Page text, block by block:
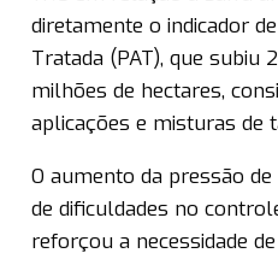
diretamente o indicador
Tratada (PAT), que subiu
milhões de hectares,
aplicações e misturas de
O aumento da pressão
de dificuldades no
reforçou a necessidade